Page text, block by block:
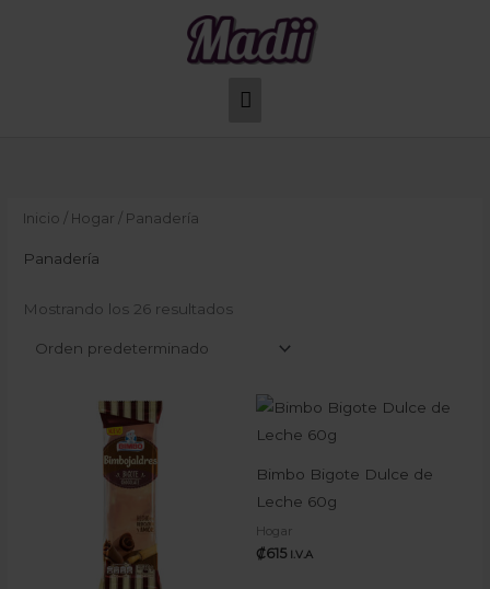
Menú
principal
Inicio / Hogar / Panadería
Panadería
Mostrando los 26 resultados
Bimbo Bigote Dulce de
Leche 60g
Hogar
₡615 I.V.A